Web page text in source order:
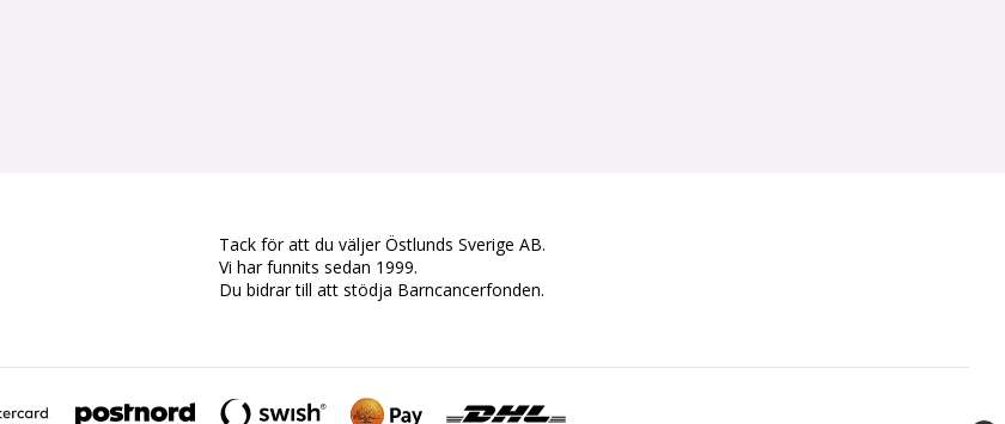
Tack för att du väljer Östlunds Sverige AB.
Vi har funnits sedan 1999.
Du bidrar till att stödja Barncancerfonden.